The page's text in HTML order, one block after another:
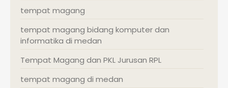
tempat magang
tempat magang bidang komputer dan
informatika di medan
Tempat Magang dan PKL Jurusan RPL
tempat magang di medan